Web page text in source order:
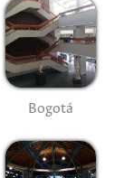
Bogotá